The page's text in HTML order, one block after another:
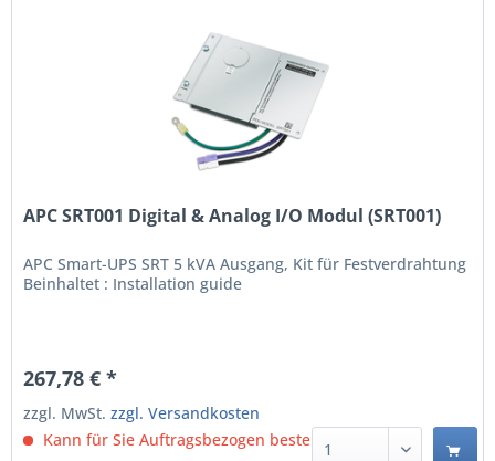
APC SRT001 Digital & Analog I/O Modul (SRT001)
APC Smart-UPS SRT 5 kVA Ausgang, Kit für Festverdrahtung
Beinhaltet : Installation guide
267,78 € *
zzgl. MwSt.zzgl. Versandkosten
Kann für Sie Auftragsbezogen bestellt werden.